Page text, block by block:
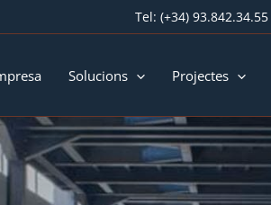
Tel: (+34) 93.842.34.55
Solucions Projectes